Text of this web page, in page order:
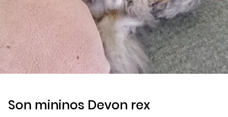
Son mininos Devon rex